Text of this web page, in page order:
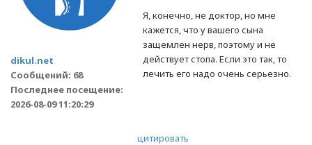
dikul.net
Сообщений: 68
Последнее посещение:
2026-08-09 11:20:29
Я, конечно, не доктор, но мне
кажется, что у вашего сына
защемлен нерв, поэтому и не
действует стопа. Если это так, то
лечить его надо очень серьезно.
цитировать